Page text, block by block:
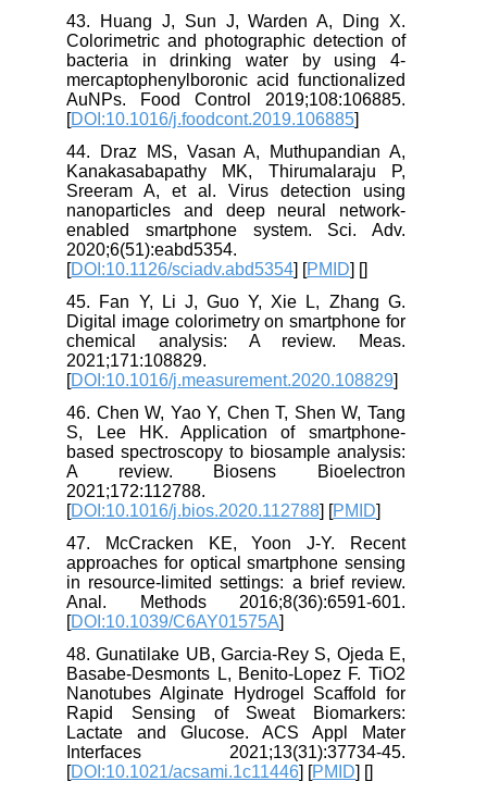
43. Huang J, Sun J, Warden A, Ding X.
Colorimetric and photographic detection of
bacteria in drinking water by using 4-
mercaptophenylboronic acid functionalized
AuNPs. Food Control 2019;108:106885.
[DOI:10.1016/j.foodcont.2019.106885
44. Draz MS, Vasan A, Muthupandian A,
Kanakasabapathy MK, Thirumalaraju P,
Sreeram A, et al. Virus detection using
nanoparticles and deep neural network-
enabled smartphone system. Sci. Adv.
2020;6(51):eabd5354.
[DOI:10.1126/sciadv.abd5354] [PMID] [
45. Fan Y, Li J, Guo Y, Xie L, Zhang G.
Digital image colorimetry on smartphone for
chemical analysis: A review. Meas.
2021;171:108829.
[DOI:10.1016/j.measurement.2020.108829
46. Chen W, Yao Y, Chen T, Shen W, Tang
S, Lee HK. Application of smartphone-
based spectroscopy to biosample analysis:
A review. Biosens Bioelectron
2021;172:112788.
[DOI:10.1016/j.bios.2020.112788] [PMID
47. McCracken KE, Yoon J-Y. Recent
approaches for optical smartphone sensing
in resource-limited settings: a brief review.
Anal. Methods 2016;8(36):6591-601.
[DOI:10.1039/C6AY01575A
48. Gunatilake UB, Garcia-Rey S, Ojeda E,
Basabe-Desmonts L, Benito-Lopez F. TiO2
Nanotubes Alginate Hydrogel Scaffold for
Rapid Sensing of Sweat Biomarkers:
Lactate and Glucose. ACS Appl Mater
Interfaces 2021;13(31):37734-45.
[DOI:10.1021/acsami.1c11446] [PMID] [